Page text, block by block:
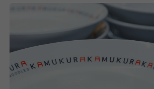
女性比率が高いのはラーメン業界で
しれませんが、店長やマネージャー
る方も多いです！
【職場の雰囲気について】
「美味しい食事は清潔な店内から」